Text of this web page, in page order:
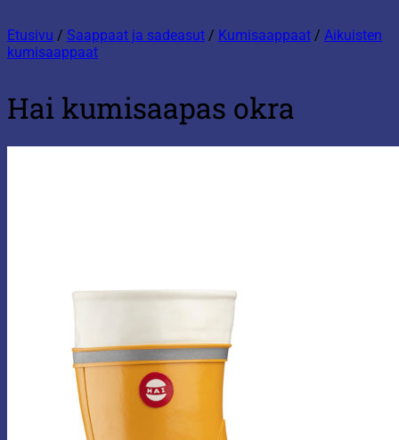
Etusivu / Saappaat ja sadeasut / Kumisaappaat / Aikuisten
kumisaappaat
Hai kumisaapas okra